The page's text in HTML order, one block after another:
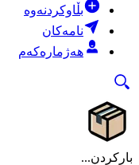
بڵاوکردنەوە
نامەکان
هەژمارەکەم
بارکردن...